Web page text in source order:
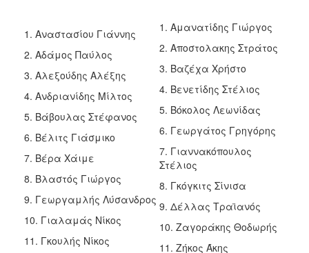
1. Αναστασίου Γιάννης
2. Αδάμος Παύλος
3. Αλεξούδης Αλέξης
4. Ανδριανίδης Μίλτος
5. Βάβουλας Στέφανος
6. Βέλιτς Γιάσμικο
7. Βέρα Χάιμε
8. Βλαστός Γιώργος
9. Γεωργαμλής Λύσανδρος
10. Γιαλαμάς Νίκος
11. Γκουλής Νίκος
1. Αμανατίδης Γιώργος
2. Αποστολακης Στράτος
3. Βαζέχα Χρήστο
4. Βενετίδης Στέλιος
5. Βόκολος Λεωνίδας
6. Γεωργάτος Γρηγόρης
7. Γιαννακόπουλος
Στέλιος
8. Γκόγκιτς Σίνισα
9. Δέλλας Τραϊανός
10. Ζαγοράκης Θοδωρής
11. Ζήκος Άκης